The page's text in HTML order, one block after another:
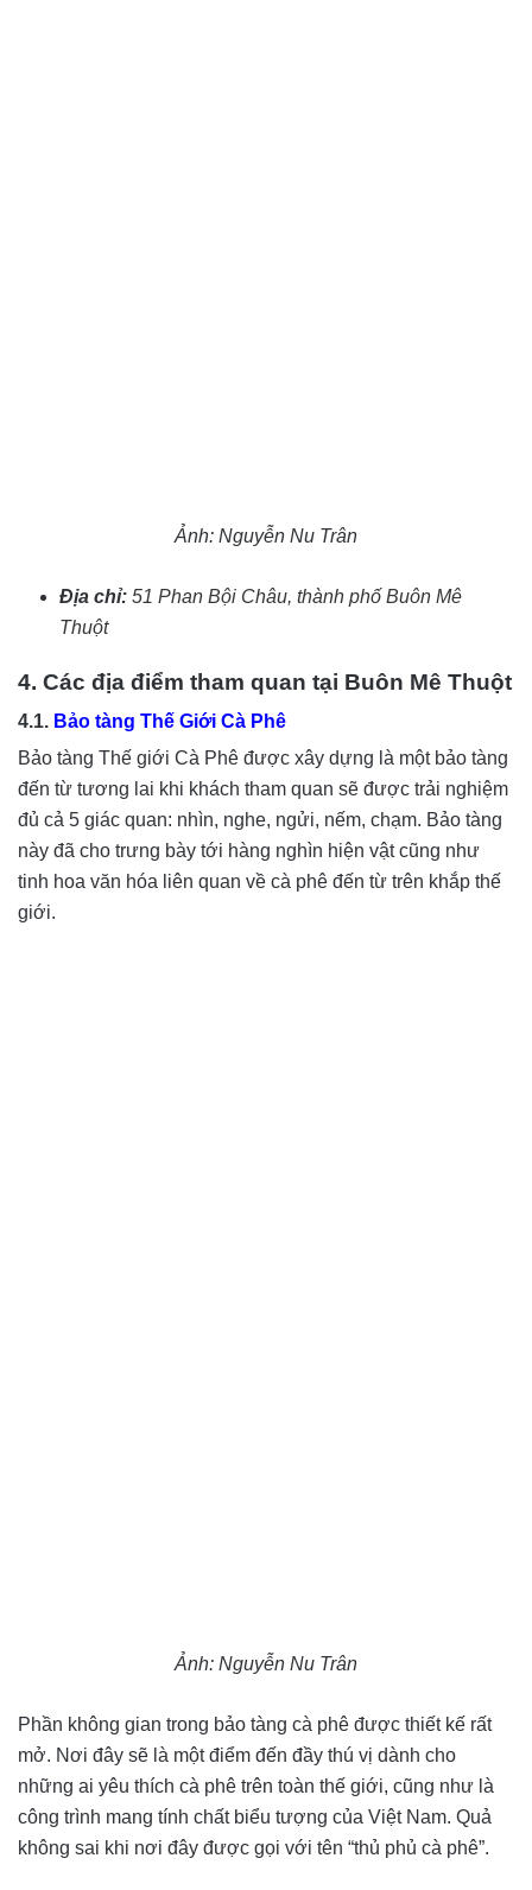
Ảnh: Nguyễn Nu Trân
Địa chỉ: 51 Phan Bội Châu, thành phố Buôn Mê
Thuột
4. Các địa điểm tham quan tại Buôn Mê Thuột
4.1. Bảo tàng Thế Giới Cà Phê
Bảo tàng Thế giới Cà Phê được xây dựng là một bảo tàng
đến từ tương lai khi khách tham quan sẽ được trải nghiệm
đủ cả 5 giác quan: nhìn, nghe, ngửi, nếm, chạm. Bảo tàng
này đã cho trưng bày tới hàng nghìn hiện vật cũng như
tinh hoa văn hóa liên quan về cà phê đến từ trên khắp thế
giới.
Ảnh: Nguyễn Nu Trân
Phần không gian trong bảo tàng cà phê được thiết kế rất
mở. Nơi đây sẽ là một điểm đến đầy thú vị dành cho
những ai yêu thích cà phê trên toàn thế giới, cũng như là
công trình mang tính chất biểu tượng của Việt Nam. Quả
không sai khi nơi đây được gọi với tên “thủ phủ cà phê”.